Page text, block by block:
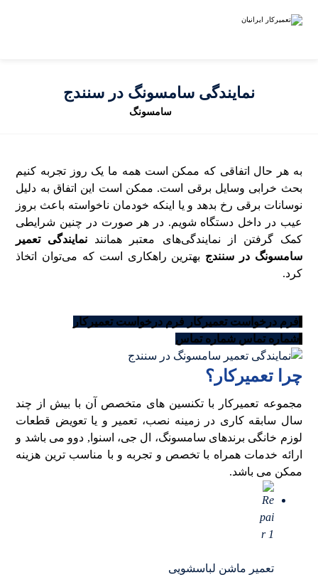
نمایندگی سامسونگ در سنندج
سامسونگ
به هر حال اتفاقی که ممکن است همه ما یک روز تجربه کنیم
بحث خرابی وسایل برقی است. ممکن است این اتفاق به دلیل
نوسانات برقی رخ بدهد و یا اینکه خودمان ناخواسته باعث بروز
عیب در داخل دستگاه شویم. در هر صورت در چنین شرایطی
کمک گرفتن از نمایندگی‌های معتبر همانند نمایندگی تعمیر
سامسونگ در سنندج بهترین راهکاری است که می‌توان اتخاذ
کرد.
فرم درخواست تعمیرکار فرم درخواست تعمیرکار
شماره تماسشماره تماس
چرا تعمیرکار؟
مجموعه تعمیرکار با تکنسین های متخصص آن با بیش از چند
سال سابقه کاری در زمینه نصب، تعمیر و یا تعویض قطعات
لوزم خانگی برندهای سامسونگ، ال جی، اسنوا, دوو می باشد و
ارائه خدمات همراه با تخصص و تجربه و با مناسب ترین هزینه
ممکن می باشد.
تعمیر ماشن لباسشویی